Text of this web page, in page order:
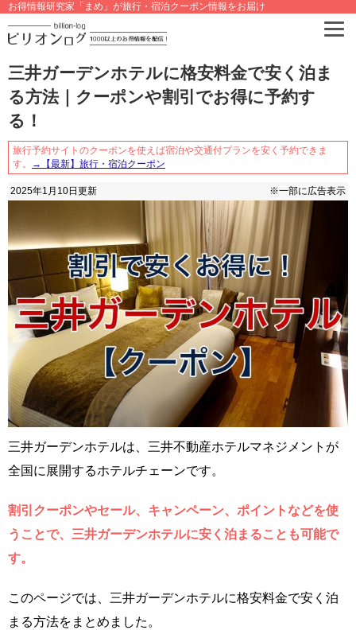
お得情報研究家「まめ」が旅行・宿泊クーポン情報をお届け
三井ガーデンホテルに格安料金で安く泊ま
る方法｜クーポンや割引でお得に予約す
る！
旅行予約サイトのクーポンを使えば宿泊や交通付プランを安く予約できま
す。
→【最新】旅行・宿泊クーポン
2025年1月10日 更新 ※一部に広告表示
三井ガーデンホテルは、三井不動産ホテルマネジメントが
全国に展開するホテルチェーンです。
割引クーポンやセール、キャンペーン、ポイントなどを使
うことで、三井ガーデンホテルに安く泊まることも可能で
す。
このページでは、三井ガーデンホテルに格安料金で安く泊
まる方法をまとめました。